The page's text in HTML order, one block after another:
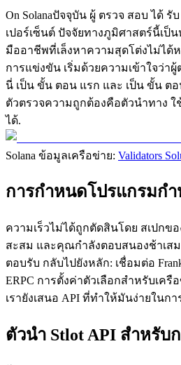
On Solanaปัจจุบัน ผู้ ตรวจ สอบ ได้
เปอร์เซ็นต์ ปัจจัยทางภูมิศาสตร์นี้เป็
มืออาชีพที่เล็งหาความสุดโต่งไม่ได้
การแข่งขัน เริ่มด้วยความเข้าใจว่
นี่ เป็น ขั้น ตอน แรก และ เป็น ขั้น ตอ
ตัวตรวจความถูกต้องคือตัวนําทาง ใ
ได้.
Solana ข้อมูลเครือข่าย: Validators
การกําหนดโปรแกรมกํ
ความเร็วไม่ได้ถูกตัดสินโดย สเปกข
สะสม และคุณกําลังตอบสนองช้าเส
ตอบรับ กลับไปยังหลัก: เชื่อมต่อ
ERPC การตั้งค่าตัวเลือกสําหรับเค
เรายังเสนอ API ที่ทําให้มันง่ายในก
ตัวนํา Stlot API สําหรั